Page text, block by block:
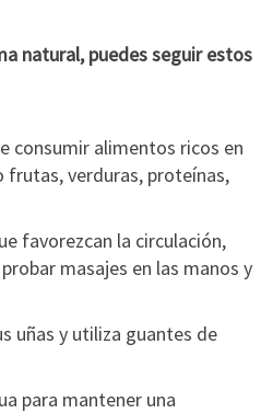
natural, puedes seguir estos
consumir alimentos ricos en
frutas, verduras, proteínas,
favorezcan la circulación,
masajes en las manos y
uñas y utiliza guantes de
para mantener una